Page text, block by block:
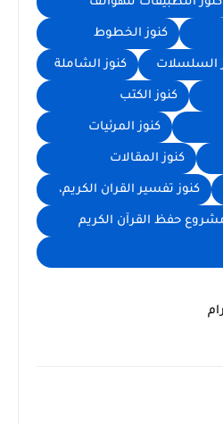
كنوز الخطوط
السلسلات كنوز الشاملة
كنوز الكتب
كنوز المرئيات
كنوز المقالات
كنوز تفسير القران الكريم،
حفظ القرآن الكريم